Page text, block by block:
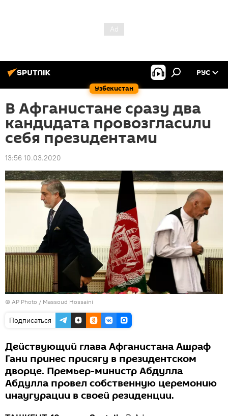
Узбекистан
РУС
В Афганистане сразу два
кандидата провозгласили
себя президентами
13:56 10.03.2020
© AP Photo / Massoud Hossaini
Подписаться
Действующий глава Афганистана Ашраф
Гани принес присягу в президентском
дворце. Премьер-министр Абдулла
Абдулла провел собственную церемонию
инаугурации в своей резиденции.